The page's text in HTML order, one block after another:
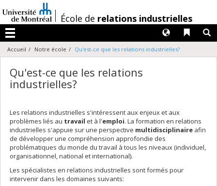
au
contenu
/École de relations industrielles
Menu
Liens
Langues
Accueil Notre école Qu'est-ce que les relations industrielles?
Qu'est-ce que les relations
industrielles?
Les relations industrielles s'intéressent aux enjeux et aux
problèmes liés au travail et à l'emploi. La formation en relations
industrielles s'appuie sur une perspective multidisciplinaire afin
de développer une compréhension approfondie des
problématiques du monde du travail à tous les niveaux (individuel,
organisationnel, national et international).
Les spécialistes en relations industrielles sont formés pour
intervenir dans les domaines suivants: